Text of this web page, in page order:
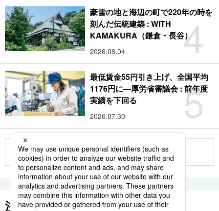
4
豪雪の地と海辺の町で220年の時を
刻んだ伝統建築 : WITH
KAMAKURA（鎌倉・長谷）
2026.08.04
5
最低賃金55円引き上げ、全国平均
1176円に―厚労省審議会 : 前年度
実績を下回る
2026.07.30
もっと見る
注目のキーワード